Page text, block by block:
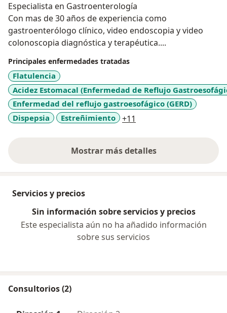
Especialista en Gastroenterología
Con mas de 30 años de experiencia como
gastroenterólogo clínico, video endoscopia y video
colonoscopia diagnóstica y terapéutica....
Principales enfermedades tratadas
Flatulencia
Acidez Estomacal (Enfermedad de Reflujo
Enfermedad del reflujo gastroesofágico (GERD)
Dispepsia
Estreñimiento +11
Mostrar más detalles
sobre la experiencia
Servicios y precios
Sin información sobre servicios y precios
Este especialista aún no ha añadido información
sobre sus servicios
Consultorios (2)